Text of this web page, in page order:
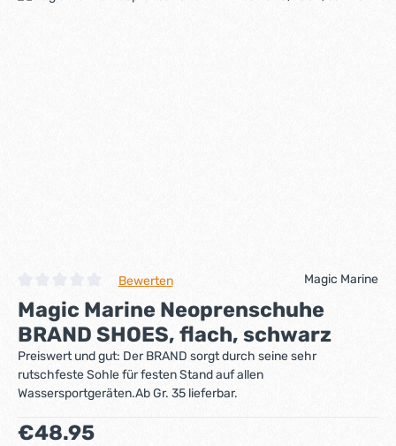
Durchschnittliche Bewertung von 0 von 5 Sternen
Bewerten Magic Marine
Magic Marine Neoprenschuhe
BRAND SHOES, flach, schwarz
Preiswert und gut: Der BRAND sorgt durch seine sehr
rutschfeste Sohle für festen Stand auf allen
Wassersportgeräten.Ab Gr. 35 lieferbar.
Regulärer Preis:
€48.95